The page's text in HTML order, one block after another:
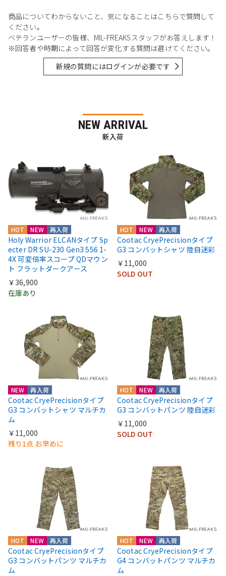
商品についてわからないこと、気になることはこちらで質問して
ください。
ベテランユーザーの皆様、MIL-FREAKSスタッフがお答えします！
※回答者や時期によって回答が変化する質問は避けてください。
新規の質問にはログインが必要です
NEW ARRIVAL
新入荷
HOT NEW 再入荷
Holy Warrior ELCANタイプ Sp
ecter DR SU-230 Gen3 556 1-
4X 可変倍率スコープ QDマウン
ト フラットダークアース
￥36,900
在庫あり
HOT NEW 再入荷
Cootac CryePrecisionタイプ
G3 コンバットシャツ 陸自迷彩
￥11,000
SOLD OUT
NEW 再入荷
Cootac CryePrecisionタイプ
G3 コンバットシャツ マルチカ
ム
￥11,000
残り1点 お早めに
HOT NEW 再入荷
Cootac CryePrecisionタイプ
G3 コンバットパンツ 陸自迷彩
￥11,000
SOLD OUT
HOT NEW 再入荷
Cootac CryePrecisionタイプ
G3 コンバットパンツ マルチカ
ム
HOT NEW 再入荷
Cootac CryePrecisionタイプ
G4 コンバットパンツ マルチカ
ム